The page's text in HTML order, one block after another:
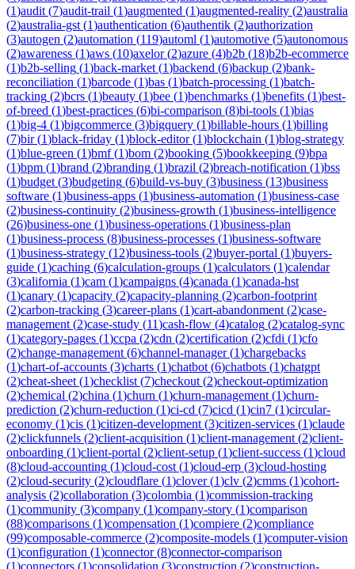
(1)audit (7)audit-trail (1)augmented (1)augmented-reality (2)australia
(2)australia-gst (1)authentication (6)authentik (2)authorization
(3)autogen (2)automation (119)automl (1)automotive (5)autonomous
(2)awareness (1)aws (10)axelor(2)azure (4)b2b (18)b2b-ecommerce
(1)b2b-selling (1)back-market (1)backend (6)backup (2)bank-
reconciliation (1)barcode (1)bas (1)batch-processing (1)batch-
tracking (2)bcrs (1)beauty (1)bee (1)benchmarks (1)benefits (1)best-
of-breed (1)best-practices (6)bi-comparison (8)bi-tools (1)bias
(1)big-4 (1)bigcommerce (3)bigquery (1)billable-hours (1)billing
(7)bir(1)black-friday (1)block-editor(1)blockchain (1)blog-strategy
(1)blue-green (1)bmf(1)bom (2)booking (5)bookkeeping (9)bpa
(1)bpm (1)brand (2)branding (1)brazil (2)breach-notification (1)bss
(1)budget (3)budgeting (6)build-vs-buy (3)business (13)business
software (1)business-apps (1)business-automation (1)business-case
(2)business-continuity (2)business-growth (1)business-intelligence
(26)business-one (1)business-operations (1)business-plan
(1)business-process (8)business-processes (1)business-software
(1)business-strategy (12)business-tools (2)buyer-portal (1)buyers-
guide (1)caching (6)calculation-groups (1)calculators (1)calendar
(3)california (1)cam (1)campaigns (4)canada (1)canada-hst
(1)canary (1)capacity (2)capacity-planning (2)carbon-footprint
(2)carbon-tracking (3)career-plans (1)cart-abandonment (2)case-
management (2)case-study (11)cash-flow (4)catalog (2)catalog-sync
(1)category-pages (1)ccpa (2)cdn (2)certification (2)cfdi (1)cfo
(2)change-management (6)channel-manager(1)chargebacks
(1)chart-of-accounts (3)charts (1)chatbot (6)chatbots (1)chatgpt
(2)cheat-sheet (1)checklist (7)checkout (2)checkout-optimization
(2)chemical (2)china (1)churn (1)churn-management (1)churn-
prediction (2)churn-reduction (1)ci-cd (7)cicd (1)cin7 (1)circular-
economy (1)cis (1)citizen-development (3)citizen-services (1)claude
(2)clickfunnels (2)client-acquisition (1)client-management (2)client-
onboarding (1)client-portal (2)client-setup (1)client-success (1)cloud
(8)cloud-accounting (1)cloud-cost (1)cloud-erp (3)cloud-hosting
(2)cloud-security (2)cloudflare (1)clover(1)clv (2)cmms (1)cohort-
analysis (2)collaboration (3)colombia (1)commission-tracking
(1)community (3)company (1)company-story (1)comparison
(88)comparisons (1)compensation (1)compiere (2)compliance
(99)composable-commerce (2)composite-models (1)computer-vision
(1)configuration (1)connector(8)connector-comparison
(1)connectors (1)consolidation (3)construction (2)construction-